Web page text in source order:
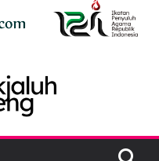
Brebes
Wonosobo
melalui
Implementasi
Perkuat
Digital